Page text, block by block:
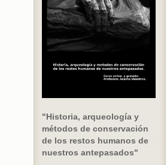
"Historia, arqueología y
métodos de conservación
de los restos humanos de
nuestros antepasados"